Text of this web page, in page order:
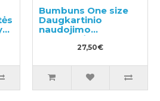
Bumbuns One size
Daugkartinio
naudojimo
sauskelnės
27,50€